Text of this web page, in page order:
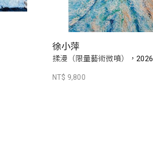
徐小萍
揉漫（限量藝術微噴），2026
NT$ 9,800